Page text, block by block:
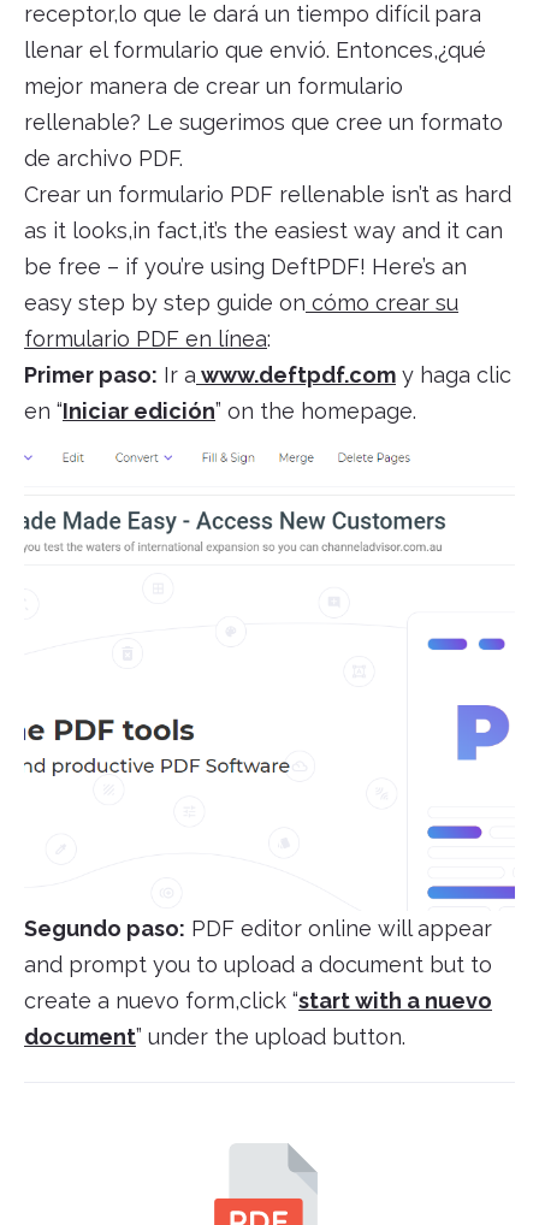
receptor,lo que le dará un tiempo difícil para
llenar el formulario que envió. Entonces,¿qué
mejor manera de crear un formulario
rellenable? Le sugerimos que cree un formato
de archivo PDF.
Crear un formulario PDF rellenable isn’t as hard
as it looks,in fact,it’s the easiest way and it can
be free – if you’re using DeftPDF! Here’s an
easy step by step guide on cómo crear su
formulario PDF en línea:
Primer paso: Ir a www.deftpdf.com y haga clic
en “Iniciar edición” on the homepage.
Segundo paso: PDF editor online will appear
and prompt you to upload a document but to
create a nuevo form,click “start with a nuevo
document” under the upload button.